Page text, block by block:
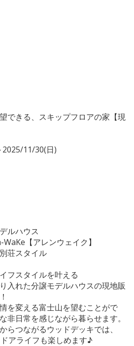
できる、スキップフロアの家【現
11/30(日)
ルハウス
【アレンウェイク】
荘スタイル
フスタイルを叶える
入れた分譲モデルハウスの現地販
を変える富士山を望むことがで
非日常を感じながら暮らせます。
らつながるウッドデッキでは、
アライフも楽しめます♪